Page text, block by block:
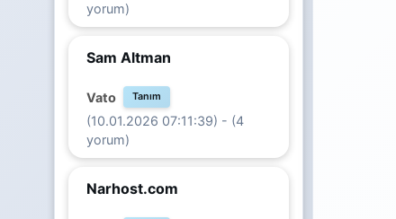
yorum)
Sam Altman
Vato Tanım
(10.01.2026 07:11:39) - (4
yorum)
Narhost.com